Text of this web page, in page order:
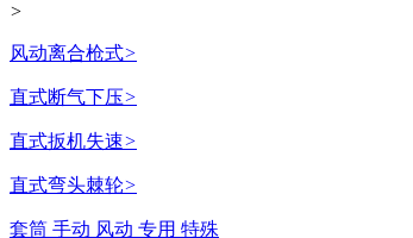
>
风动离合枪式>
直式断气下压>
直式扳机失速>
直式弯头棘轮>
套筒 手动 风动 专用 特殊